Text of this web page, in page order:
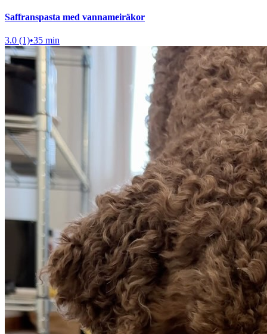
Saffranspasta med vannameiräkor
3.0 (1)•35 min